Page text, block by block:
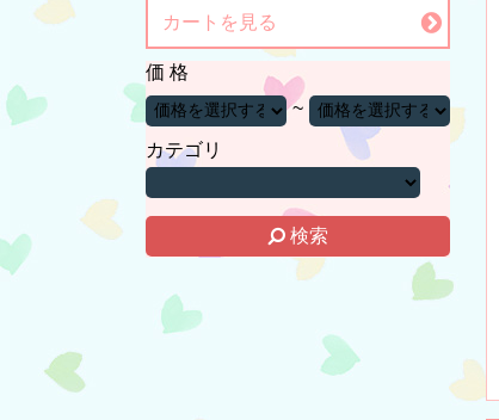
カートを見る
価 格
~
カテゴリ
検索